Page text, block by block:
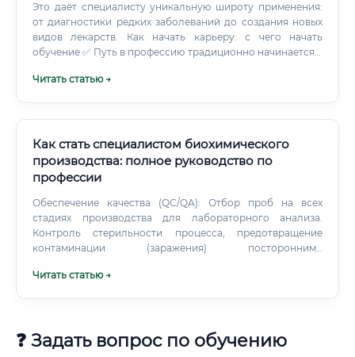
Это даёт специалисту уникальную широту применения:
от диагностики редких заболеваний до создания новых
видов лекарств. Как начать карьеру: с чего начать
обучение ✅ Путь в профессию традиционно начинается с
образования.
Читать статью →
Как стать специалистом биохимического
производства: полное руководство по
профессии
Обеспечение качества (QC/QA): Отбор проб на всех
стадиях производства для лабораторного анализа.
Контроль стерильности процесса, предотвращение
контаминации (заражения) посторонними
Читать статью →
❓ Задать вопрос по обучению